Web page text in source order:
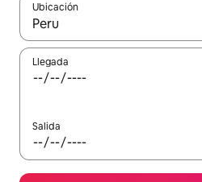
Ubicación
Cuando los resultados estén
Llegada
Salida